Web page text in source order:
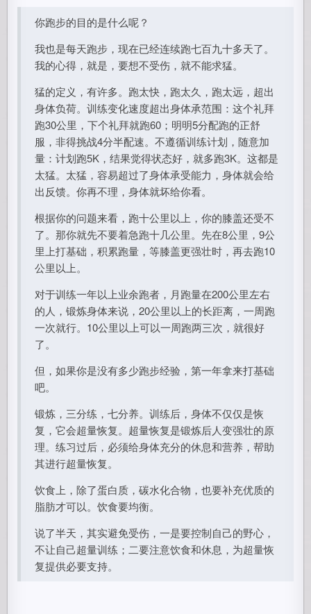
你跑步的目的是什么呢？
我也是每天跑步，现在已经连续跑七百九十多天了。
我的心得，就是，要想不受伤，就不能求猛。
猛的定义，有许多。跑太快，跑太久，跑太远，超出
身体负荷。训练变化速度超出身体承范围：这个礼拜
跑30公里，下个礼拜就跑60；明明5分配跑的正舒
服，非得挑战4分半配速。不遵循训练计划，随意加
量：计划跑5K，结果觉得状态好，就多跑3K。这都是
太猛。太猛，容易超过了身体承受能力，身体就会给
出反馈。你再不理，身体就坏给你看。
根据你的问题来看，跑十公里以上，你的膝盖还受不
了。那你就先不要着急跑十几公里。先在8公里，9公
里上打基础，积累跑量，等膝盖更强壮时，再去跑10
公里以上。
对于训练一年以上业余跑者，月跑量在200公里左右
的人，锻炼身体来说，20公里以上的长距离，一周跑
一次就行。10公里以上可以一周跑两三次，就很好
了。
但，如果你是没有多少跑步经验，第一年拿来打基础
吧。
锻炼，三分练，七分养。训练后，身体不仅仅是恢
复，它会超量恢复。超量恢复是锻炼后人变强壮的原
理。练习过后，必须给身体充分的休息和营养，帮助
其进行超量恢复。
饮食上，除了蛋白质，碳水化合物，也要补充优质的
脂肪才可以。饮食要均衡。
说了半天，其实避免受伤，一是要控制自己的野心，
不让自己超量训练；二要注意饮食和休息，为超量恢
复提供必要支持。